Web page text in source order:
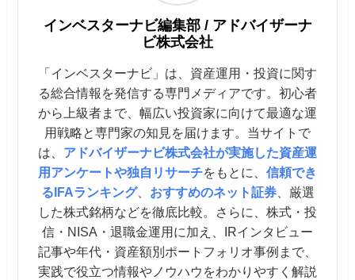
インベスターナビ編集部 / アドバイザーナ
ビ株式会社
「インベスターナビ」は、資産運用・投資に関す
る総合情報を発信する専門メディアです。初心者
から上級者まで、幅広い投資家に向けて最適な運
用戦略と専門家の知見を届けます。当サイトで
は、 アドバイザーナビ株式会社が実施した資産運
用アンケートや独自リサーチをもとに、 信頼でき
るIFAランキング、 おすすめのネット証券、厳選
した株式銘柄などを徹底比較。さらに、株式・投
信・NISA・退職金運用に加え、IRインタビュー
記事や年代・資産額別ポートフォリオ事例まで、
実践で役立つ情報やノウハウをわかりやすく解説